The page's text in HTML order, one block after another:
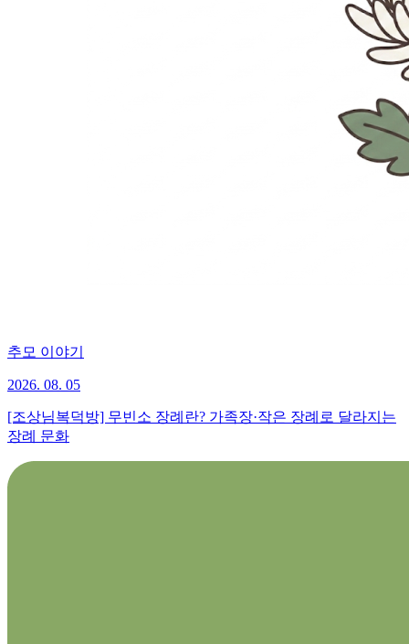
추모 이야기
2026. 08. 05
[조상님복덕방] 무빈소 장례란? 가족장·작은 장례로 달라지는
장례 문화